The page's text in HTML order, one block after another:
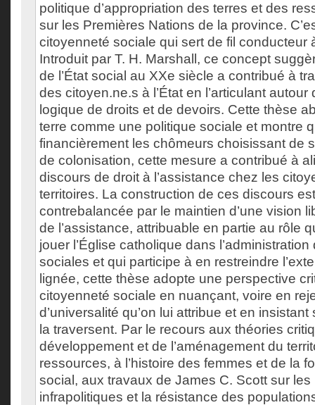
politique d’appropriation des terres et des
sur les Premières Nations de la province.
citoyenneté sociale qui sert de fil conducteur
Introduit par T. H. Marshall, ce concept
de l’État social au XXe siècle a contribué à
des citoyen.ne.s à l’État en l’articulant autour
logique de droits et de devoirs. Cette thèse
terre comme une politique sociale et montre
financièrement les chômeurs choisissant de
de colonisation, cette mesure a contribué à
discours de droit à l’assistance chez les
territoires. La construction de ces discours
contrebalancée par le maintien d’une vision
de l’assistance, attribuable en partie au rôle
jouer l’Église catholique dans
sociales et qui participe à en restreindre
lignée, cette thèse adopte une perspective
citoyenneté sociale en nuançant, voire en
d’universalité qu’on lui attribue et en
la traversent. Par le recours aux théories
développement et de l’aménagement du
ressources, à l’histoire des femmes et de la
social, aux travaux de James C. Scott sur les
infrapolitiques et la résistance des